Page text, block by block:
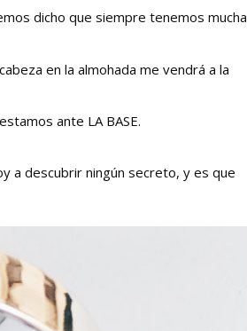
dicho que siempre tenemos mucha
en la almohada me vendrá a la
ante LA BASE.
a descubrir ningún secreto, y es que